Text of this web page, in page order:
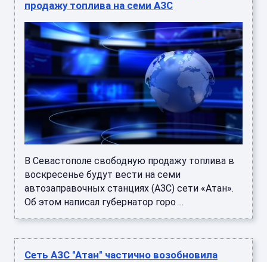
продажу топлива на семи АЗС
В Севастополе свободную продажу топлива в
воскресенье будут вести на семи
автозаправочных станциях (АЗС) сети «Атан».
Об этом написал губернатор горо ...
Сеть АЗС "Атан" частично возобновила